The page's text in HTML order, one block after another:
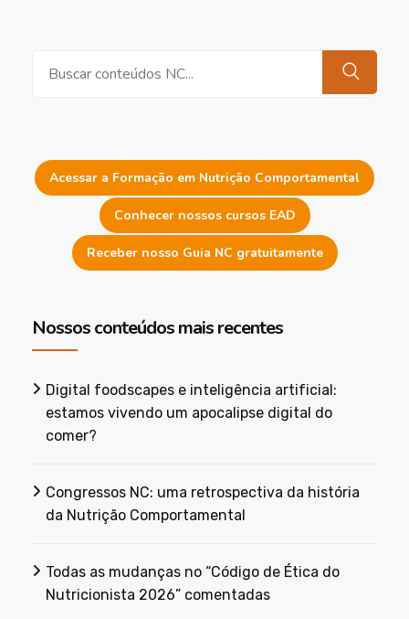
Acessar a Formação em Nutrição Comportamental
Conhecer nossos cursos EAD
Receber nosso Guia NC gratuitamente
Nossos conteúdos mais recentes
Digital foodscapes e inteligência artificial:
estamos vivendo um apocalipse digital do
comer?
Congressos NC: uma retrospectiva da história
da Nutrição Comportamental
Todas as mudanças no “Código de Ética do
Nutricionista 2026” comentadas